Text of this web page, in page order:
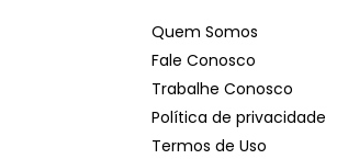
Quem Somos
Fale Conosco
Trabalhe Conosco
Política de privacidade
Termos de Uso